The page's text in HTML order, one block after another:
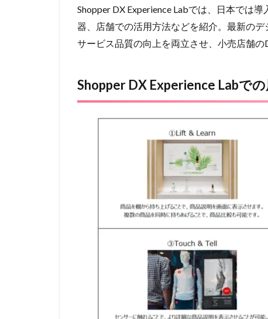
Shopper DX Experience Labでは、日本では
器、店舗での活用方法などを紹介。最新の
サービス品質の向上を両立させ、小売店舗の
Shopper DX Experience Labで